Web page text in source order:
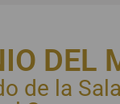
DEL
de la